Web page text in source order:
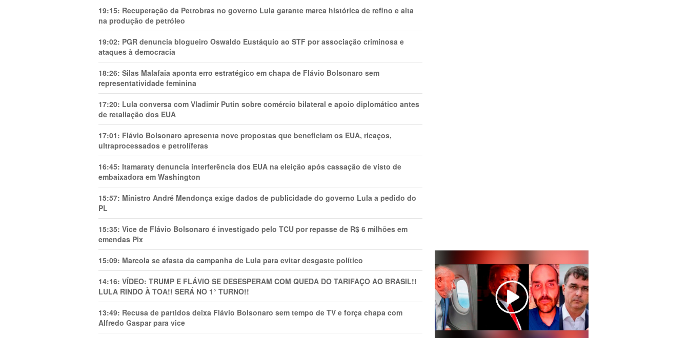
19:15: Recuperação da Petrobras no governo Lula garante marca histórica de refino e alta
na produção de petróleo
19:02: PGR denuncia blogueiro Oswaldo Eustáquio ao STF por associação criminosa e
ataques à democracia
18:26: Silas Malafaia aponta erro estratégico em chapa de Flávio Bolsonaro sem
representatividade feminina
17:20: Lula conversa com Vladimir Putin sobre comércio bilateral e apoio diplomático antes
de retaliação dos EUA
17:01: Flávio Bolsonaro apresenta nove propostas que beneficiam os EUA, ricaços,
ultraprocessados e petrolíferas
16:45: Itamaraty denuncia interferência dos EUA na eleição após cassação de visto de
embaixadora em Washington
15:57: Ministro André Mendonça exige dados de publicidade do governo Lula a pedido do
PL
15:35: Vice de Flávio Bolsonaro é investigado pelo TCU por repasse de R$ 6 milhões em
emendas Pix
15:09: Marcola se afasta da campanha de Lula para evitar desgaste político
14:16: VÍDEO: TRUMP E FLÁVIO SE DESESPERAM COM QUEDA DO TARIFAÇO AO BRASIL!!
LULA RINDO À TOA!! SERÁ NO 1° TURNO!!
13:49: Recusa de partidos deixa Flávio Bolsonaro sem tempo de TV e força chapa com
Alfredo Gaspar para vice